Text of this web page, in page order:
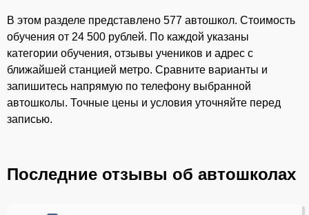
В этом разделе представлено 577 автошкол. Стоимость
обучения от 24 500 рублей. По каждой указаны
категории обучения, отзывы учеников и адрес с
ближайшей станцией метро. Сравните варианты и
запишитесь напрямую по телефону выбранной
автошколы. Точные цены и условия уточняйте перед
записью.
Последние отзывы об автошколах